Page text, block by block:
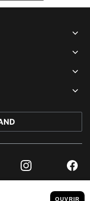
Instagram
TOUS DROITS RÉSERVÉS
ET DONNÉES LÉGALES